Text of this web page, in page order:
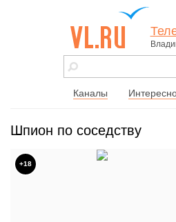
vl.ru - сайт
города
Каналы
Шпион по соседству
+18